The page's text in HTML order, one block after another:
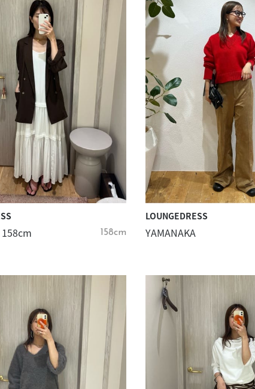
スタッフ募集（長期
スタッフ募集（スポ
158cm 158cm
LOUNGEDRESS
YAMANAKA